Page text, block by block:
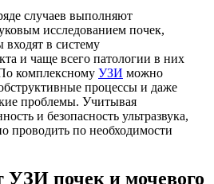
случаев выполняют
исследованием почек,
входят в систему
и чаще всего патологии в них
комплексному УЗИ можно
процессы и даже
проблемы. Учитывая
и безопасность ультразвука,
проводить по необходимости
УЗИ почек и мочевого